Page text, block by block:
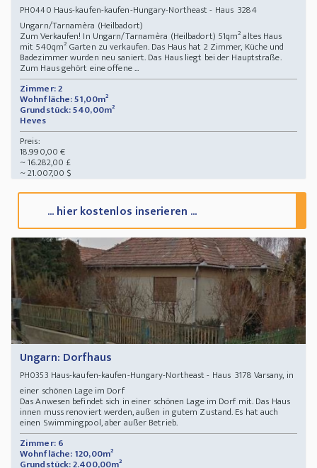
PH0440 Haus-kaufen-kaufen-Hungary-Northeast - Haus 3284
Ungarn/Tarnamèra (Heilbadort)
Zum Verkaufen! In Ungarn/Tarnamèra (Heilbadort) 51qm² altes Haus
mit 540qm² Garten zu verkaufen. Das Haus hat 2 Zimmer, Küche und
Badezimmer wurden neu saniert. Das Haus liegt bei der Hauptstraße.
Zum Haus gehört eine offene ...
Zimmer: 2
Wohnfläche: 51,00m²
Grundstück: 540,00m²
Heves
Preis:
18.990,00 €
~ 16.282,00 £
~ 21.007,00 $
... hier kostenlos inserieren ...
Ungarn: Dorfhaus
PH0353 Haus-kaufen-kaufen-Hungary-Northeast - Haus 3178 Varsany, in
einer schönen Lage im Dorf
Das Anwesen befindet sich in einer schönen Lage im Dorf mit. Das Haus
innen muss renoviert werden, außen in gutem Zustand. Es hat auch
einen Swimmingpool, aber außer Betrieb.
Zimmer: 6
Wohnfläche: 120,00m²
Grundstück: 2.400,00m²